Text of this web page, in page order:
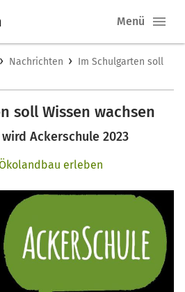
Menü
› Nachrichten › Im Schulgarten soll
soll Wissen wachsen
Ackerschule 2023
erleben